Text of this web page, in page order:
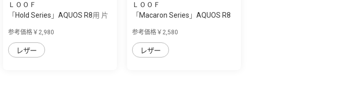
ＬＯＯＦ
「Hold Series」AQUOS R8用 片
参考価格￥2,980
レザー
ＬＯＯＦ
「Macaron Series」AQUOS R8
参考価格￥2,580
レザー